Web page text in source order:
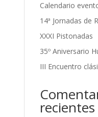
Calendario
14ª Jornadas de
XXXI Pistonadas
35º Aniversario
III Encuentro
recientes